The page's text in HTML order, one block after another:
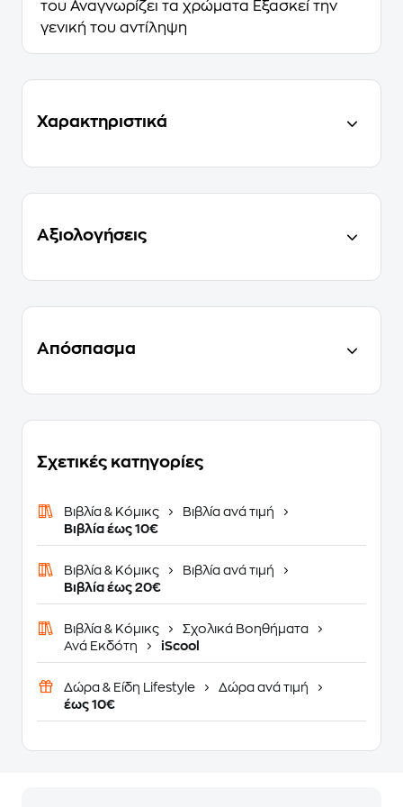
του Αναγνωρίζει τα χρώματα Εξασκεί την
γενική του αντίληψη
Χαρακτηριστικά
Αξιολογήσεις
Απόσπασμα
Σχετικές κατηγορίες
Βιβλία & Κόμικς
Βιβλία ανά τιμή
Βιβλία έως 10€
Βιβλία & Κόμικς
Βιβλία ανά τιμή
Βιβλία έως 20€
Βιβλία & Κόμικς
Σχολικά Βοηθήματα
Ανά Εκδότη
iScool
Δώρα & Είδη Lifestyle
Δώρα ανά τιμή
έως 10€